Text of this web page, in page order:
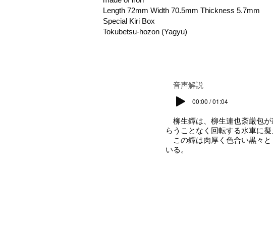
Length 72mm Width 70.5mm Thickness 5.7mm
Special Kiri Box
Tokubetsu-hozon (Yagyu)
​音声解説
00:00 / 01:04
柳生鐔は、柳生連也斎厳包が
らうことなく回転する水車に擬
この鐔は肉厚く色合い黒々と
いる。